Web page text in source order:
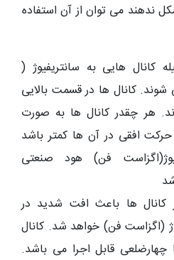
ندهند می توان از آن استفاده
کانال هایی به سانتریفیوژ (
کانال ها در قسمت بالایی
هر چقدر کانال ها به صورت
افقی در آن ها کمتر باشد
فن) هود صنعتی
مسیر کانال ها باعث افت شدید در
(اگزاست فن) خواهد شد. کانال
قابل اجرا می باشد.